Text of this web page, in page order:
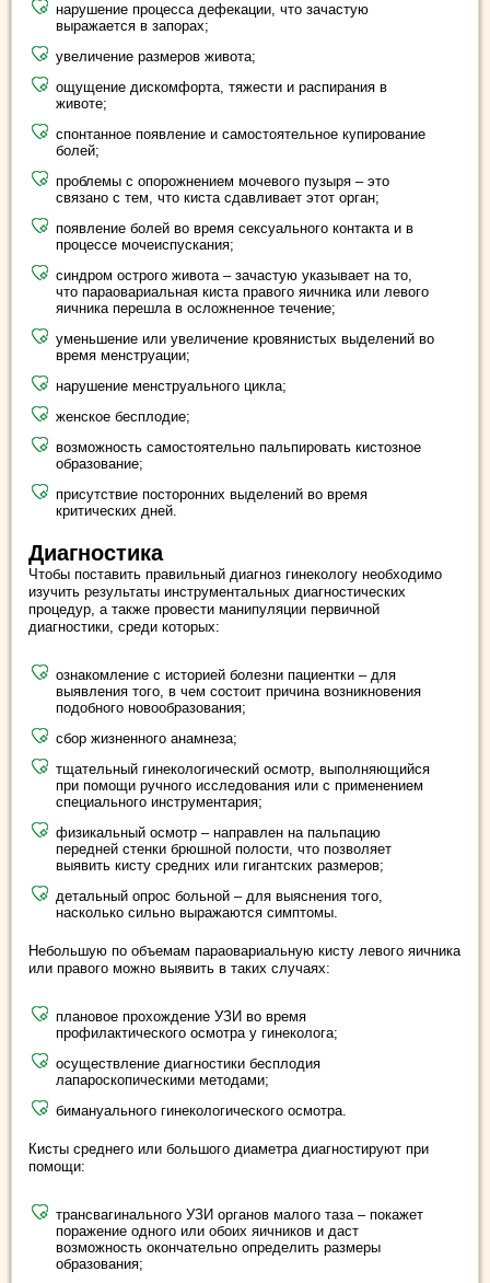
нарушение процесса дефекации, что зачастую
выражается в запорах;
увеличение размеров живота;
ощущение дискомфорта, тяжести и распирания в
животе;
спонтанное появление и самостоятельное купирование
болей;
проблемы с опорожнением мочевого пузыря – это
связано с тем, что киста сдавливает этот орган;
появление болей во время сексуального контакта и в
процессе мочеиспускания;
синдром острого живота – зачастую указывает на то,
что параовариальная киста правого яичника или левого
яичника перешла в осложненное течение;
уменьшение или увеличение кровянистых выделений во
время менструации;
нарушение менструального цикла;
женское бесплодие;
возможность самостоятельно пальпировать кистозное
образование;
присутствие посторонних выделений во время
критических дней.
Диагностика
Чтобы поставить правильный диагноз гинекологу необходимо
изучить результаты инструментальных диагностических
процедур, а также провести манипуляции первичной
диагностики, среди которых:
ознакомление с историей болезни пациентки – для
выявления того, в чем состоит причина возникновения
подобного новообразования;
сбор жизненного анамнеза;
тщательный гинекологический осмотр, выполняющийся
при помощи ручного исследования или с применением
специального инструментария;
физикальный осмотр – направлен на пальпацию
передней стенки брюшной полости, что позволяет
выявить кисту средних или гигантских размеров;
детальный опрос больной – для выяснения того,
насколько сильно выражаются симптомы.
Небольшую по объемам параовариальную кисту левого яичника
или правого можно выявить в таких случаях:
плановое прохождение УЗИ во время
профилактического осмотра у гинеколога;
осуществление диагностики бесплодия
лапароскопическими методами;
бимануального гинекологического осмотра.
Кисты среднего или большого диаметра диагностируют при
помощи:
трансвагинального УЗИ органов малого таза – покажет
поражение одного или обоих яичников и даст
возможность окончательно определить размеры
образования;